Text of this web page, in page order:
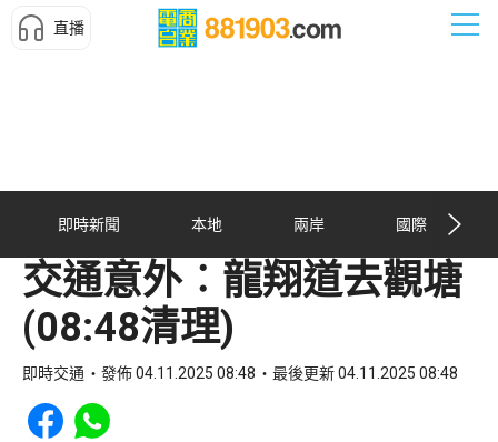
直播
即時新聞 本地 兩岸 國際
交通意外︰龍翔道去觀塘
(08:48清理)
即時交通 發佈 04.11.2025 08:48 最後更新 04.11.2025 08:48
Share to Facebook
Share to WhatsApp